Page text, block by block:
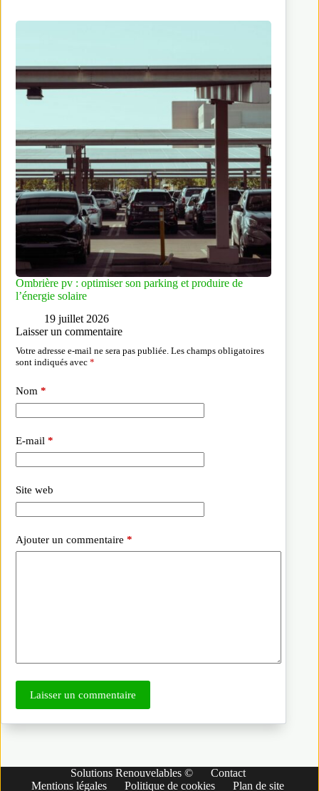
Ombrière pv : optimiser son parking et produire de
l’énergie solaire
19 juillet 2026
Laisser un commentaire
Votre adresse e-mail ne sera pas publiée. Les champs obligatoires
sont indiqués avec *
Nom *
E-mail *
Site web
Ajouter un commentaire *
Laisser un commentaire
Solutions Renouvelables ©
Contact
Mentions légales
Politique de cookies Plan de site